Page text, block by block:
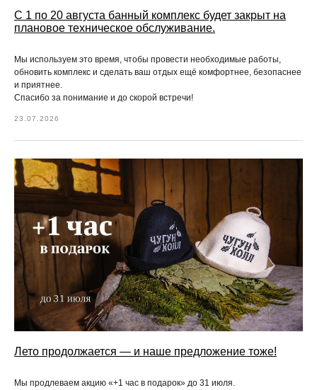
С 1 по 20 августа банный комплекс будет закрыт на
плановое техническое обслуживание.
Мы используем это время, чтобы провести необходимые работы,
обновить комплекс и сделать ваш отдых ещё комфортнее, безопаснее
и приятнее.
Спасибо за понимание и до скорой встречи!
23.07.2026
Лето продолжается — и наше предложение тоже!
Мы продлеваем акцию «+1 час в подарок» до 31 июля.